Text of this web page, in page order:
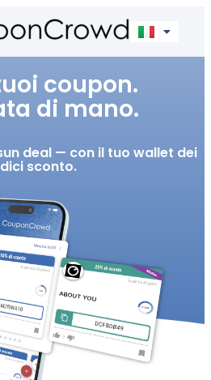
coupon.
di mano.
deal — con il tuo wallet dei
sconto.